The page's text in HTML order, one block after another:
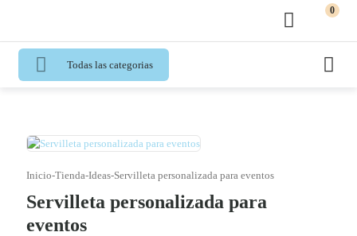
0
Todas las categorias
Inicio-Tienda-Ideas-Servilleta personalizada para eventos
Servilleta personalizada para
eventos